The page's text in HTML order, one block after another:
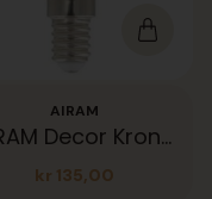
AIRAM
AIRAM Decor Krone Klar 400lm E14
kr 135,00